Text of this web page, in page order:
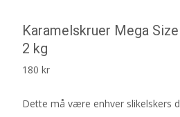
Karamelskruer Mega
2 kg
180 kr
Dette må være enhver slikelskers